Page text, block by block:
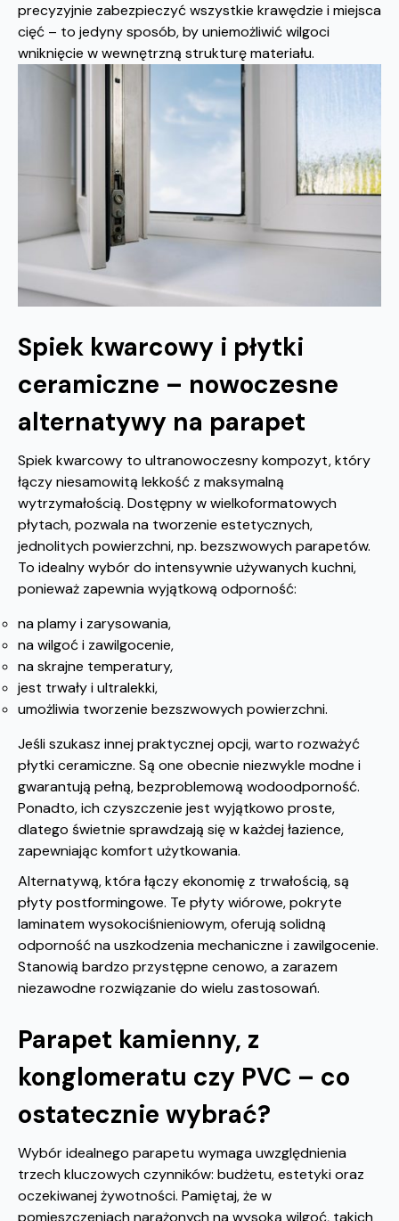
precyzyjnie zabezpieczyć wszystkie krawędzie i miejsca
cięć – to jedyny sposób, by uniemożliwić wilgoci
wniknięcie w wewnętrzną strukturę materiału.
Spiek kwarcowy i płytki
ceramiczne – nowoczesne
alternatywy na parapet
Spiek kwarcowy to ultranowoczesny kompozyt, który
łączy niesamowitą lekkość z maksymalną
wytrzymałością. Dostępny w wielkoformatowych
płytach, pozwala na tworzenie estetycznych,
jednolitych powierzchni, np. bezszwowych parapetów.
To idealny wybór do intensywnie używanych kuchni,
ponieważ zapewnia wyjątkową odporność:
na plamy i zarysowania,
na wilgoć i zawilgocenie,
na skrajne temperatury,
jest trwały i ultralekki,
umożliwia tworzenie bezszwowych powierzchni.
Jeśli szukasz innej praktycznej opcji, warto rozważyć
płytki ceramiczne. Są one obecnie niezwykle modne i
gwarantują pełną, bezproblemową wodoodporność.
Ponadto, ich czyszczenie jest wyjątkowo proste,
dlatego świetnie sprawdzają się w każdej łazience,
zapewniając komfort użytkowania.
Alternatywą, która łączy ekonomię z trwałością, są
płyty postformingowe. Te płyty wiórowe, pokryte
laminatem wysokociśnieniowym, oferują solidną
odporność na uszkodzenia mechaniczne i zawilgocenie.
Stanowią bardzo przystępne cenowo, a zarazem
niezawodne rozwiązanie do wielu zastosowań.
Parapet kamienny, z
konglomeratu czy PVC – co
ostatecznie wybrać?
Wybór idealnego parapetu wymaga uwzględnienia
trzech kluczowych czynników: budżetu, estetyki oraz
oczekiwanej żywotności. Pamiętaj, że w
pomieszczeniach narażonych na wysoką wilgoć, takich